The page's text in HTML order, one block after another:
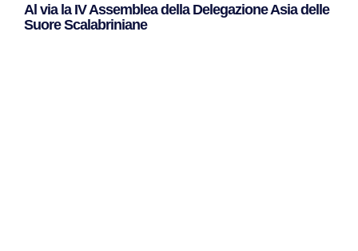
Al via la IV Assemblea della Delegazione Asia delle
Suore Scalabriniane